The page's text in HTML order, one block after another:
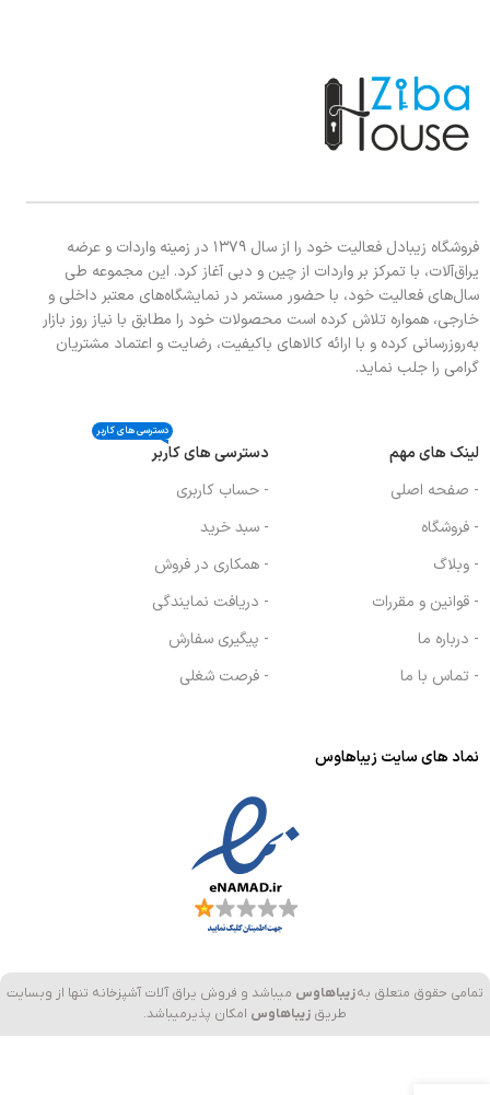
فروشگاه زیبادل فعالیت خود را از سال ۱۳۷۹ در زمینه واردات و عرضه
یراق‌آلات، با تمرکز بر واردات از چین و دبی آغاز کرد. این مجموعه طی
سال‌های فعالیت خود، با حضور مستمر در نمایشگاه‌های معتبر داخلی و
خارجی، همواره تلاش کرده است محصولات خود را مطابق با نیاز روز بازار
به‌روزرسانی کرده و با ارائه کالاهای باکیفیت، رضایت و اعتماد مشتریان
گرامی را جلب نماید.
لینک های مهم
- صفحه اصلی
- فروشگاه
- وبلاگ
- قوانین و مقررات
- درباره ما
- تماس با ما
دسترسی های کاربر
دسترسی های کاربر
- حساب کاربری
- سبد خرید
- همکاری در فروش
- دریافت نمایندگی
- پیگیری سفارش
- فرصت شغلی
نماد های سایت زیباهاوس
تمامی حقوق متعلق بهزیباهاوس میباشد و فروش یراق آلات آشپزخانه تنها از وبسایت
طریق زیباهاوس امکان پذیرمیباشد.